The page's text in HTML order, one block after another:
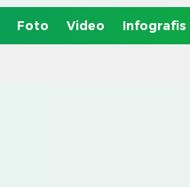
Foto Video Infografis